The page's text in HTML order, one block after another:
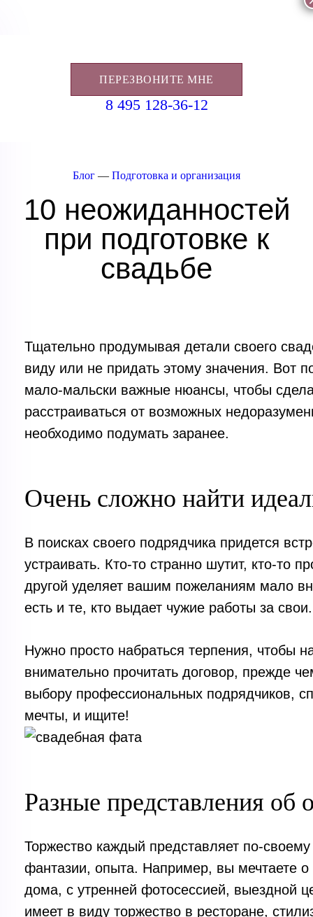
ПЕРЕЗВОНИТЕ МНЕ
8 495 128-36-12
Блог — Подготовка и организация
10 неожиданностей
при подготовке к
свадьбе
Тщательно продумывая детали своего
виду или не придать этому значения. Вот
мало-мальски важные нюансы, чтобы
расстраиваться от возможных
необходимо подумать заранее.
Очень сложно найти
В поисках своего подрядчика придется
устраивать. Кто-то странно шутит, кто-то
другой уделяет вашим пожеланиям мало
есть и те, кто выдает чужие работы за свои.
Нужно просто набраться терпения, чтобы
внимательно прочитать договор, прежде
выбору профессиональных подрядчиков,
мечты, и ищите!
Разные представления об
Торжество каждый представляет по-
фантазии, опыта. Например, вы мечтаете
дома, с утренней фотосессией, выездной
имеет в виду торжество в ресторане,